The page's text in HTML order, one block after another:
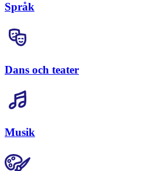
Språk
Dans och teater
Musik